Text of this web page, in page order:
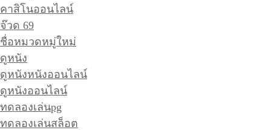
คาสิโนออนไลน์
จ๊วด 69
ชื่อหมวดหมู่ใหม่
ดูหนัง
ดูหนังหนังออนไลน์
ดูหนังออนไลน์
ทดลองเล่นpg
ทดลองเล่นสล็อต